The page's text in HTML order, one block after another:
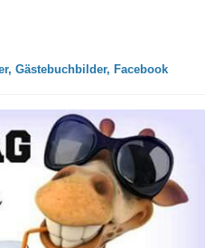
Gästebuchbilder, Facebook